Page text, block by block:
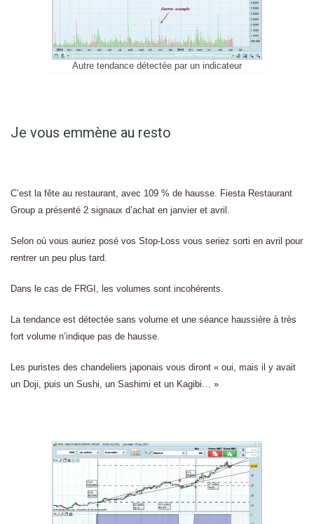
Autre tendance détectée par un indicateur
Je vous emmène au resto
C’est la fête au restaurant, avec 109 % de hausse. Fiesta Restaurant
Group a présenté 2 signaux d’achat en janvier et avril.
Selon où vous auriez posé vos Stop-Loss vous seriez sorti en avril pour
rentrer un peu plus tard.
Dans le cas de FRGI, les volumes sont incohérents.
La tendance est détectée sans volume et une séance haussière à très
fort volume n’indique pas de hausse.
Les puristes des chandeliers japonais vous diront « oui, mais il y avait
un Doji, puis un Sushi, un Sashimi et un Kagibi… »